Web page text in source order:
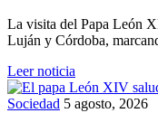
La visita del Papa León
Luján y Córdoba,
Leer noticia
Sociedad 5 agosto, 2026